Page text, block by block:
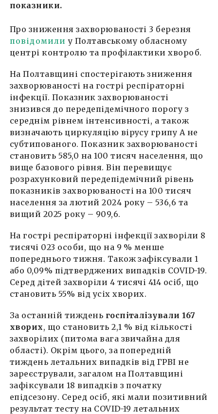
показники.
Про зниження захворюваності 3 березня
повідомили у Полтавському обласному
центрі контролю та профілактики хвороб.
На Полтавщині спостерігають зниження
захворюваності на гострі респіраторні
інфекції. Показник захворюваності
знизився до передепідемічного порогу з
середнім рівнем інтенсивності, а також
визначають циркуляцію вірусу грипу А не
субтипованого. Показник захворюваності
становить 585,0 на 100 тисяч населення, що
вище базового рівня. Він перевищує
розрахунковий передепідемічний рівень
показників захворюваності на 100 тисяч
населення за лютий 2024 року – 536,6 та
вищий 2025 року – 909,6.
На гострі респіраторні інфекції захворіли 8
тисячі 023 особи, що на 9 % менше
попереднього тижня. Також зафіксували 1
або 0,09% підтверджених випадків COVID-19.
Серед дітей захворіли 4 тисячі 414 осіб, що
становить 55% від усіх хворих.
За останній тиждень госпіталізували 167
хворих, що становить 2,1 % від кількості
захворілих (питома вага звичайна для
області). Окрім цього, за попередній
тиждень летальних випадків від ГРВІ не
зареєстрували, загалом на Полтавщині
зафіксували 18 випадків з початку
епідсезону. Серед осіб, які мали позитивний
результат тесту на COVID-19 летальних